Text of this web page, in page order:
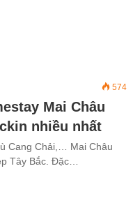
574
Mai Châu
nhiều nhất
Cang Chải,… Mai Châu
Tây Bắc. Đặc…